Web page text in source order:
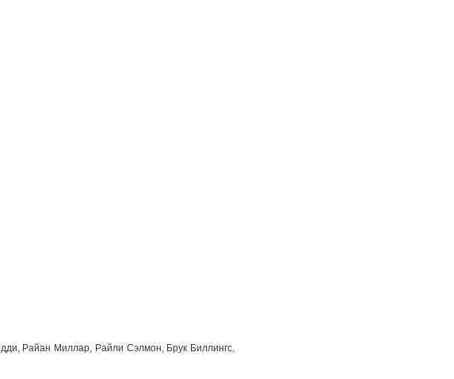
Райан Миллар, Райли Сэлмон, Брук Биллингс,